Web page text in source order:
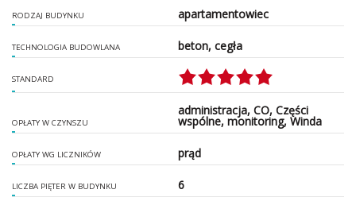
RODZAJ BUDYNKU apartamentowiec
TECHNOLOGIA BUDOWLANA beton, cegła
STANDARD
OPŁATY W CZYNSZU
administracja, CO, Części
wspólne, monitoring, Winda
OPŁATY WG LICZNIKÓW prąd
LICZBA PIĘTER W BUDYNKU 6